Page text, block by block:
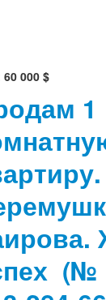
60 000 $
1
(№